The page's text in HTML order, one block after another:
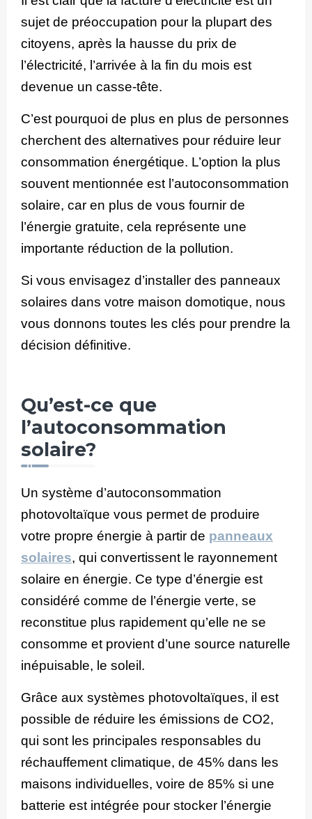
sujet de préoccupation pour la plupart des
citoyens, après la hausse du prix de
l’électricité, l’arrivée à la fin du mois est
devenue un casse-tête.
C’est pourquoi de plus en plus de personnes
cherchent des alternatives pour réduire leur
consommation énergétique. L’option la plus
souvent mentionnée est l’autoconsommation
solaire, car en plus de vous fournir de
l’énergie gratuite, cela représente une
importante réduction de la pollution.
Si vous envisagez d’installer des panneaux
solaires dans votre maison domotique, nous
vous donnons toutes les clés pour prendre la
décision définitive.
Qu’est-ce que
l’autoconsommation
solaire?
Un système d’autoconsommation
photovoltaïque vous permet de produire
votre propre énergie à partir de panneaux
solaires, qui convertissent le rayonnement
solaire en énergie. Ce type d’énergie est
considéré comme de l’énergie verte, se
reconstitue plus rapidement qu’elle ne se
consomme et provient d’une source naturelle
inépuisable, le soleil.
Grâce aux systèmes photovoltaïques, il est
possible de réduire les émissions de CO2,
qui sont les principales responsables du
réchauffement climatique, de 45% dans les
maisons individuelles, voire de 85% si une
batterie est intégrée pour stocker l’énergie